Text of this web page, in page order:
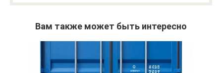
Вам также может быть интересно